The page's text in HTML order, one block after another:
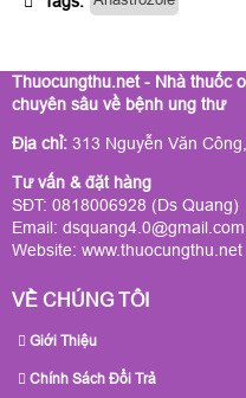
Thuocungthu.net - Nhà thuốc
chuyên sâu về bệnh ung thư
Địa chỉ: 313 Nguyễn Văn
Tư vấn & đặt hàng
SĐT: 0818006928 (Ds Quang)
Email: dsquang4.0@gmail.com
Website: www.thuocungthu.net
VỀ CHÚNG TÔI
Giới Thiệu
Chính Sách Đổi Trả